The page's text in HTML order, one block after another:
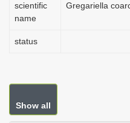
scientific
name
Gregariella
status
Show all